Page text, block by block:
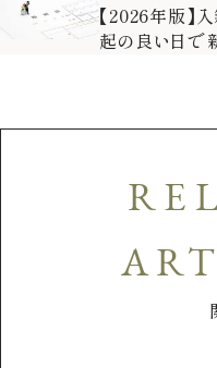
【2026年版】
起の良い日で